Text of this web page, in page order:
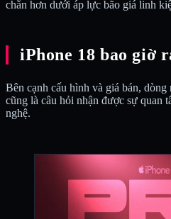
chắn hơn dưới áp lực bão giá linh
iPhone 18 bao giờ
Bên cạnh cấu hình và giá bán,
cũng là câu hỏi nhận được sự quan
nghệ.